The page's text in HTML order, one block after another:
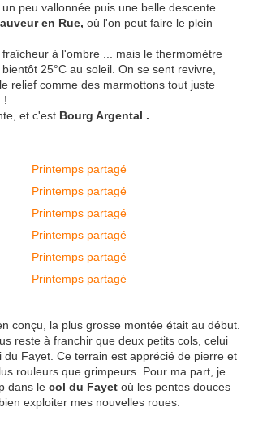
peu vallonnée puis une belle descente
en Rue, où l'on peut faire le plein
à l'ombre ... mais le thermomètre
25°C au soleil. On se sent revivre,
relief comme des marmottons tout juste
!
et c'est Bourg Argental .
conçu, la plus grosse montée était au début.
reste à franchir que deux petits cols, celui
du Fayet. Ce terrain est apprécié de pierre et
rouleurs que grimpeurs. Pour ma part, je
dans le col du Fayet où les pentes douces
exploiter mes nouvelles roues.